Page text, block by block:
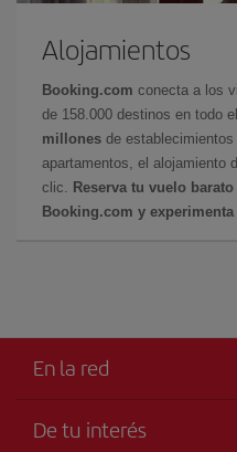
Alojamientos
Booking.com conecta a los
de 158.000 destinos en todo
millones de
apartamentos, el alojamiento
clic. Reserva tu vuelo
Booking.com y
En la red
De tu interés